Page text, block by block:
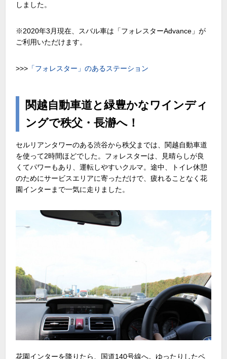
しました。
※2020年3月現在、スバル車は「フォレスターAdvance」が
ご利用いただけます。
>>> 「フォレスター」のあるステーション
関越自動車道と緑豊かなワインディ
ングで秩父・長瀞へ！
セルリアンタワーのある渋谷から秩父までは、関越自動車道
を使って2時間ほどでした。フォレスターは、見晴らしが良
くてパワーもあり、運転しやすいクルマ。途中、トイレ休憩
のためにサービスエリアに寄っただけで、疲れることなく花
園インターまで一気に走りました。
花園インターを降りたら、国道140号線へ。ゆったりしたペ